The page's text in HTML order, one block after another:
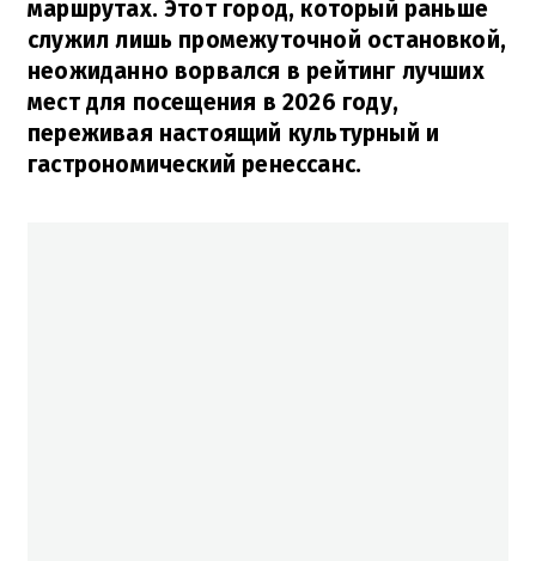
маршрутах. Этот город, который раньше
служил лишь промежуточной остановкой,
неожиданно ворвался в рейтинг лучших
мест для посещения в 2026 году,
переживая настоящий культурный и
гастрономический ренессанс.